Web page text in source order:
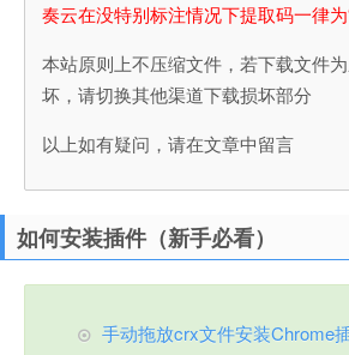
奏云在没特别标注情况下提取码一律为
本站原则上不压缩文件，若下载文件
坏，请切换其他渠道下载损坏部分
以上如有疑问，请在文章中留言
如何安装插件（新手必看）
手动拖放crx文件安装Chrome